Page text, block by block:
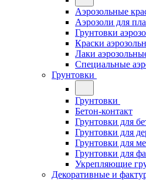
Аэрозольные
Аэрозоли для
Грунтовки
Краски
Лаки
Специальные
Грунтовки
Грунтовки
Бетон-контакт
Грунтовки для
Грунтовки для
Грунтовки для
Грунтовки для
Укрепляющие
Декоративные и